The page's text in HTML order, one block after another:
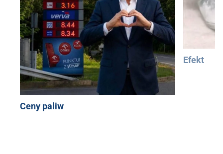
Ceny paliw
Efekt